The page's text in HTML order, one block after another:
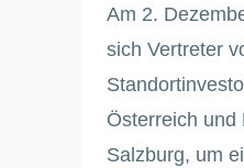
Am 2.
sich Vertreter
Österreich und
Salzburg, um